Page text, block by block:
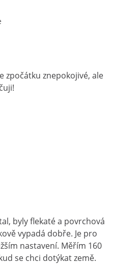
zpočátku znepokojivé, ale
byly flekaté a povrchová
vypadá dobře. Je pro
nastavení. Měřím 160
se chci dotýkat země.